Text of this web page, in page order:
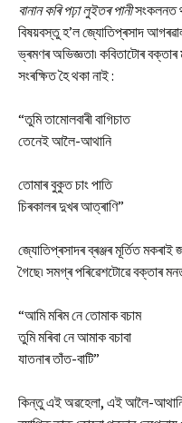
বানান কৰি পঢ়া লুইতৰ পানীসংকলনত
বিষয়বস্তু হ’ল জ্যোতিপ্ৰসাদ
ভ্ৰমণৰ অভিজ্ঞতা৷ কবিতাটোৰ
সংৰক্ষিত হৈ থকা নাই :
“তুমি তামোলবাৰী বাগিচাত
তেনেই আলৈ-আথানি
তোমাৰ বুকুত চাং পাতি
চিৰকালৰ দুখৰ আত্ৰাণি”
জ্যোতিপ্ৰসাদৰ ব্ৰঞ্জৰ মূৰ্তিত মকৰাই
গৈছে৷ সমগ্ৰ পৰিৱেশটোৱে বক্তাৰ
“আমি মৰিম নে তোমাক বচাম
তুমি মৰিবা নে আমাক বচাবা
যাতনাৰ তাঁত-বাটি”
কিন্তু এই অৱহেলা, এই আলৈ-